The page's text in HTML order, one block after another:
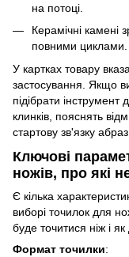
на потоці.
Керамічні камені
повними циклами.
У картках товару
застосування. Якщо
підібрати
клинків, пояснять
стартову зв'язку
Ключові
ножів, про які
Є кілька
виборі точилок для
буде точитися ніж і
Формат точилки: